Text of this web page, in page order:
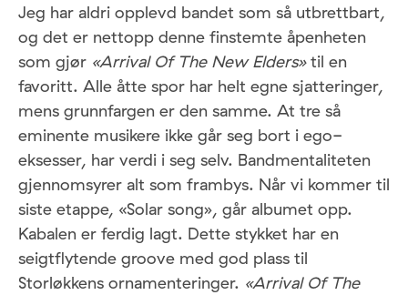
Jeg har aldri opplevd bandet som så utbrettbart,
og det er nettopp denne finstemte åpenheten
som gjør «Arrival Of The New Elders»til en
favoritt. Alle åtte spor har helt egne sjatteringer,
mens grunnfargen er den samme. At tre så
eminente musikere ikke går seg bort i ego-
eksesser, har verdi i seg selv. Bandmentaliteten
gjennomsyrer alt som frambys. Når vi kommer til
siste etappe, «Solar song», går albumet opp.
Kabalen er ferdig lagt. Dette stykket har en
seigtflytende groove med god plass til
Storløkkens ornamenteringer. «Arrival Of The